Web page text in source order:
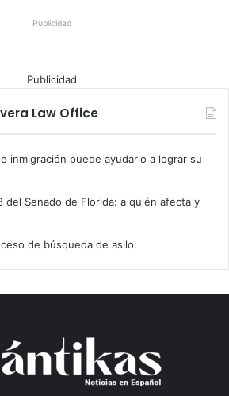
Publicidad
Publicidad
Law Office
inmigración puede ayudarlo a lograr su
del Senado de Florida: a quién afecta y
de búsqueda de asilo.